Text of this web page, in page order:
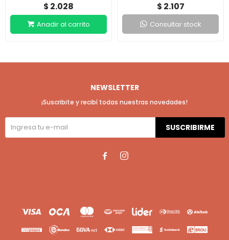
$ 2.028 $ 2.107
Consultar stock
NEWSLETTER
¡Suscribite y recibí todas nuestras novedades!
SUSCRIBIRME
 